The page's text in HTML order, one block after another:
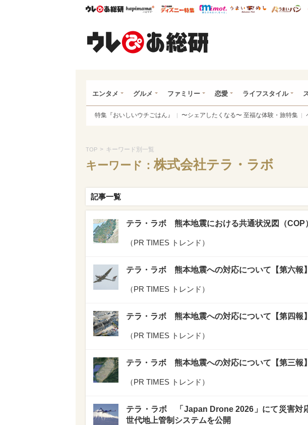
ウレぴあ総研ハピママ* ウレぴあ総研 ディズニー特集
mimot. うまいめし
エンタメ グルメ ファミリー 恋愛 ライフスタイル
特集『おいしいウチごはん』 〜シェアしたくなる〜 至福な体験・旅特集
TOP > キーワード別一覧
キーワード：株式会社テラ・ラボ
記事一覧
テラ・ラボ 熊本地震における共通状況図（COP
（PR TIMES トレンド ）
テラ・ラボ 熊本地震への対応について【第六報】
（PR TIMES トレンド ）
テラ・ラボ 熊本地震への対応について【第四報】
（PR TIMES トレンド ）
テラ・ラボ 熊本地震への対応について【第三報】
（PR TIMES トレンド ）
テラ・ラボ 「Japan Drone 2026」にて災害対
世代地上管制システムを公開